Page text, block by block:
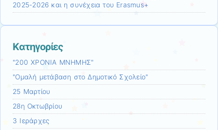
2025-2026 και η συνέχεια του Erasmus+
Kατηγορίες
"200 ΧΡΟΝΙΑ ΜΝΗΜΗΣ"
"Ομαλή μετάβαση στο Δημοτικό Σχολείο"
25 Μαρτίου
28η Οκτωβρίου
3 Ιεράρχες